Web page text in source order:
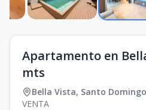
Apartamento en
mts
Bella Vista, Santo
VENTA